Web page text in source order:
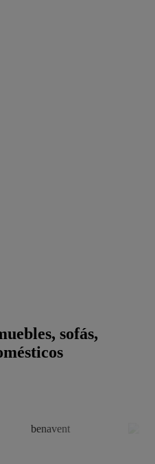
sofás,